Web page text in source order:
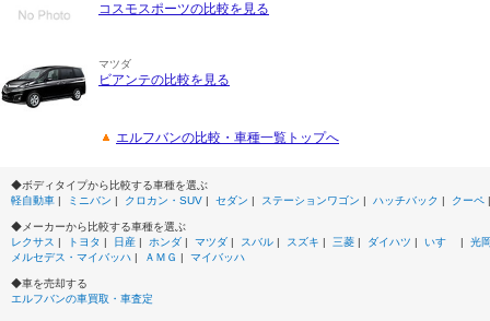
コスモスポーツの比較を見る
マツダ
ビアンテの比較を見る
エルフバンの比較・車種一覧トップへ
◆ボディタイプから比較する車種を選ぶ
軽自動車 | ミニバン | クロカン・SUV | セダン | ステーションワゴン | ハッチバック | クーペ
◆メーカーから比較する車種を選ぶ
レクサス | トヨタ | 日産 | ホンダ | マツダ | スバル | スズキ | 三菱 | ダイハツ | いすゞ |
光
メルセデス・マイバッハ | ＡＭＧ | マイバッハ
◆車を売却する
エルフバンの車買取・車査定